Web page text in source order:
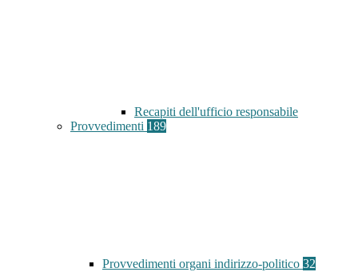
Recapiti dell'ufficio responsabile
Provvedimenti 189
Provvedimenti organi indirizzo-politico 32